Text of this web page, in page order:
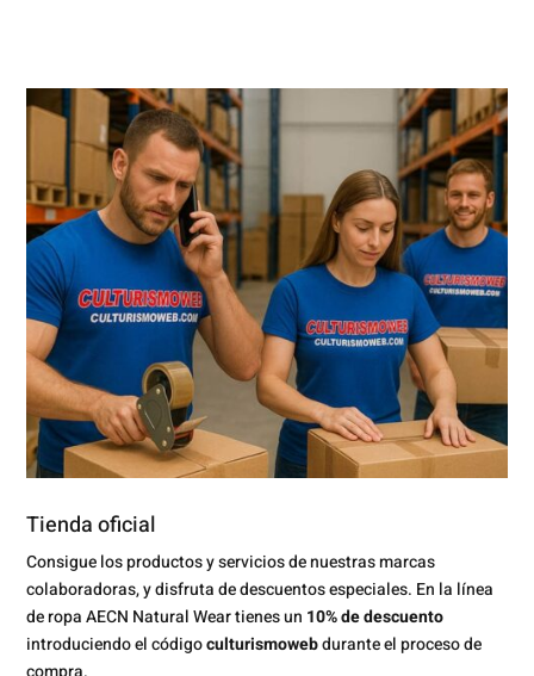
Tienda oficial
Consigue los productos y servicios de nuestras marcas
colaboradoras, y disfruta de descuentos especiales. En la línea
de ropa AECN Natural Wear tienes un 10% de descuento
introduciendo el códigoculturismowebdurante el proceso de